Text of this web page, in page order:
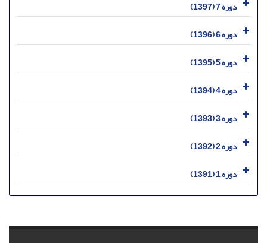
دوره 7 (1397)
دوره 6 (1396)
دوره 5 (1395)
دوره 4 (1394)
دوره 3 (1393)
دوره 2 (1392)
دوره 1 (1391)